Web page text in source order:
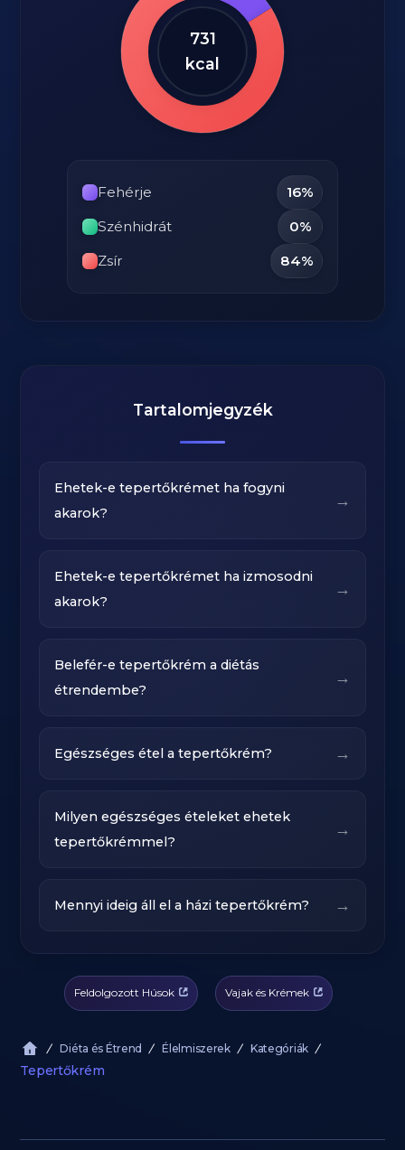
731
kcal
Fehérje
16%
Szénhidrát
0%
Zsír
84%
Tartalomjegyzék
Ehetek-e tepertőkrémet ha fogyni
akarok?
→
Ehetek-e tepertőkrémet ha izmosodni
akarok?
→
Belefér-e tepertőkrém a diétás
étrendembe?
→
Egészséges étel a tepertőkrém? →
Milyen egészséges ételeket ehetek
tepertőkrémmel?
→
Mennyi ideig áll el a házi tepertőkrém? →
Feldolgozott Húsok Vajak és Krémek
Diéta és Étrend Élelmiszerek Kategóriák
Tepertőkrém